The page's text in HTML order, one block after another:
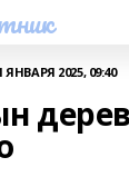
ЯНВАРЯ 2025, 09:40